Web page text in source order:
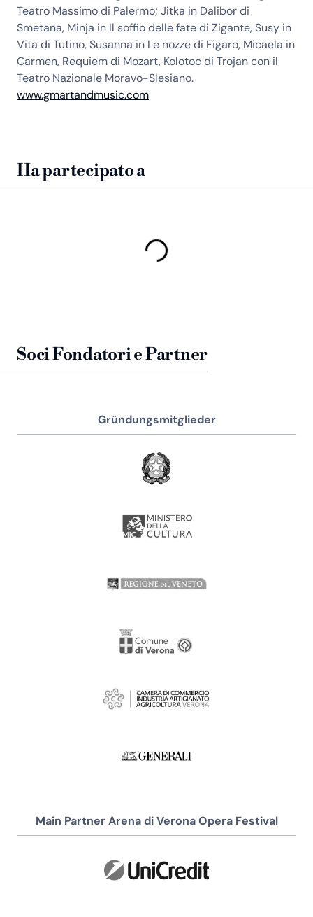
Teatro Massimo di Palermo; Jitka in Dalibor di
Smetana, Minja in Il soffio delle fate di Zigante, Susy in
Vita di Tutino, Susanna in Le nozze di Figaro, Micaela in
Carmen, Requiem di Mozart, Kolotoc di Trojan con il
Teatro Nazionale Moravo-Slesiano.
www.gmartandmusic.com
Ha partecipato a
Soci Fondatori e Partner
Gründungsmitglieder
Main Partner Arena di Verona Opera Festival